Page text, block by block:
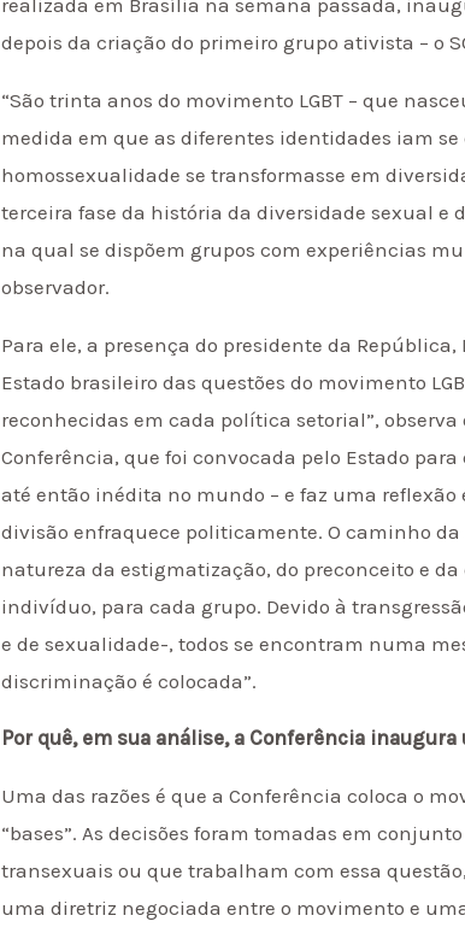
realizada em Brasília na semana passada,
depois da criação do primeiro grupo ativista – o
“São trinta anos do movimento LGBT – que
medida em que as diferentes identidades iam
homossexualidade se transformasse em
terceira fase da história da diversidade sexual e
na qual se dispõem grupos com experiências
observador.
Para ele, a presença do presidente da
Estado brasileiro das questões do movimento
reconhecidas em cada política setorial”,
Conferência, que foi convocada pelo Estado
até então inédita no mundo – e faz uma
divisão enfraquece politicamente. O caminho da
natureza da estigmatização, do preconceito e
indivíduo, para cada grupo. Devido à
e de sexualidade-, todos se encontram numa
discriminação é colocada”.
Por quê, em sua análise, a Conferência
Uma das razões é que a Conferência coloca o
“bases”. As decisões foram tomadas em
transexuais ou que trabalham com essa
uma diretriz negociada entre o movimento e